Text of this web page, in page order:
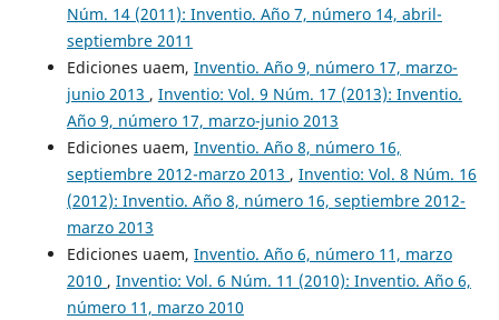
Núm. 14 (2011): Inventio. Año 7, número 14, abril-
septiembre 2011
Ediciones uaem, Inventio. Año 9, número 17, marzo-
junio 2013 , Inventio: Vol. 9 Núm. 17 (2013): Inventio.
Año 9, número 17, marzo-junio 2013
Ediciones uaem, Inventio. Año 8, número 16,
septiembre 2012-marzo 2013 , Inventio: Vol. 8 Núm. 16
(2012): Inventio. Año 8, número 16, septiembre 2012-
marzo 2013
Ediciones uaem, Inventio. Año 6, número 11, marzo
2010 , Inventio: Vol. 6 Núm. 11 (2010): Inventio. Año 6,
número 11, marzo 2010